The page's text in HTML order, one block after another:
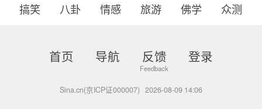
搞笑
八卦 情感 旅游 佛学 众测
首页 导航 反馈 登录
Sina.cn(京ICP证000007) 2026-08-09 14:06